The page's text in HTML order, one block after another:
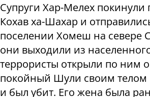
Супруги Хар-Мелех покинули
Кохав ха-Шахар и
поселении Хомеш на севере
они выходили из
террористы открыли по ним
покойный Шули своим
и был убит. Его жена была